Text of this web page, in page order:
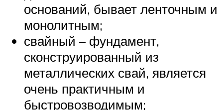
оснований, бывает ленточным и
монолитным;
свайный – фундамент,
сконструированный из
металлических свай, является
очень практичным и
быстровозводимым;